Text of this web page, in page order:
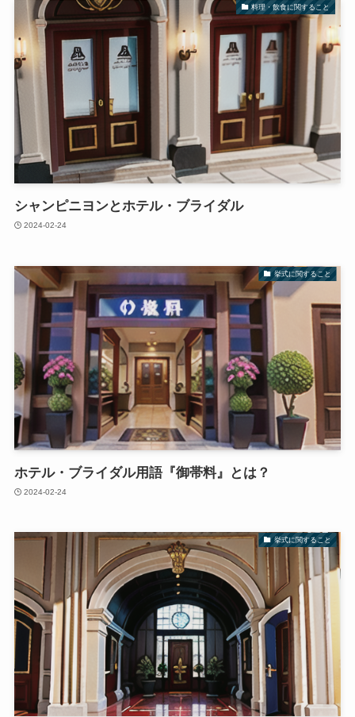
料理・飲食に関すること
シャンピニヨンとホテル・ブライダル
2024-02-24
挙式に関すること
ホテル・ブライダル用語『御帯料』とは？
2024-02-24
挙式に関すること